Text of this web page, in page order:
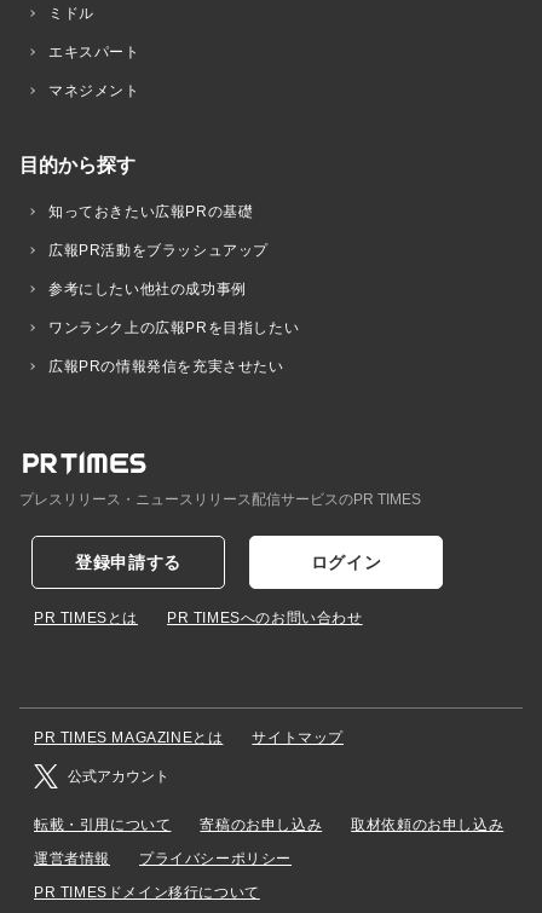
ミドル
エキスパート
マネジメント
目的から探す
知っておきたい広報PRの基礎
広報PR活動をブラッシュアップ
参考にしたい他社の成功事例
ワンランク上の広報PRを目指したい
広報PRの情報発信を充実させたい
プレスリリース・ニュースリリース配信サービスのPR TIMES
登録申請する ログイン
PR TIMESとは PR TIMESへのお問い合わせ
PR TIMES MAGAZINEとは サイトマップ
公式アカウント
転載・引用について 寄稿のお申し込み
取材依頼のお申し込み
運営者情報
プライバシーポリシー
PR TIMESドメイン移行について